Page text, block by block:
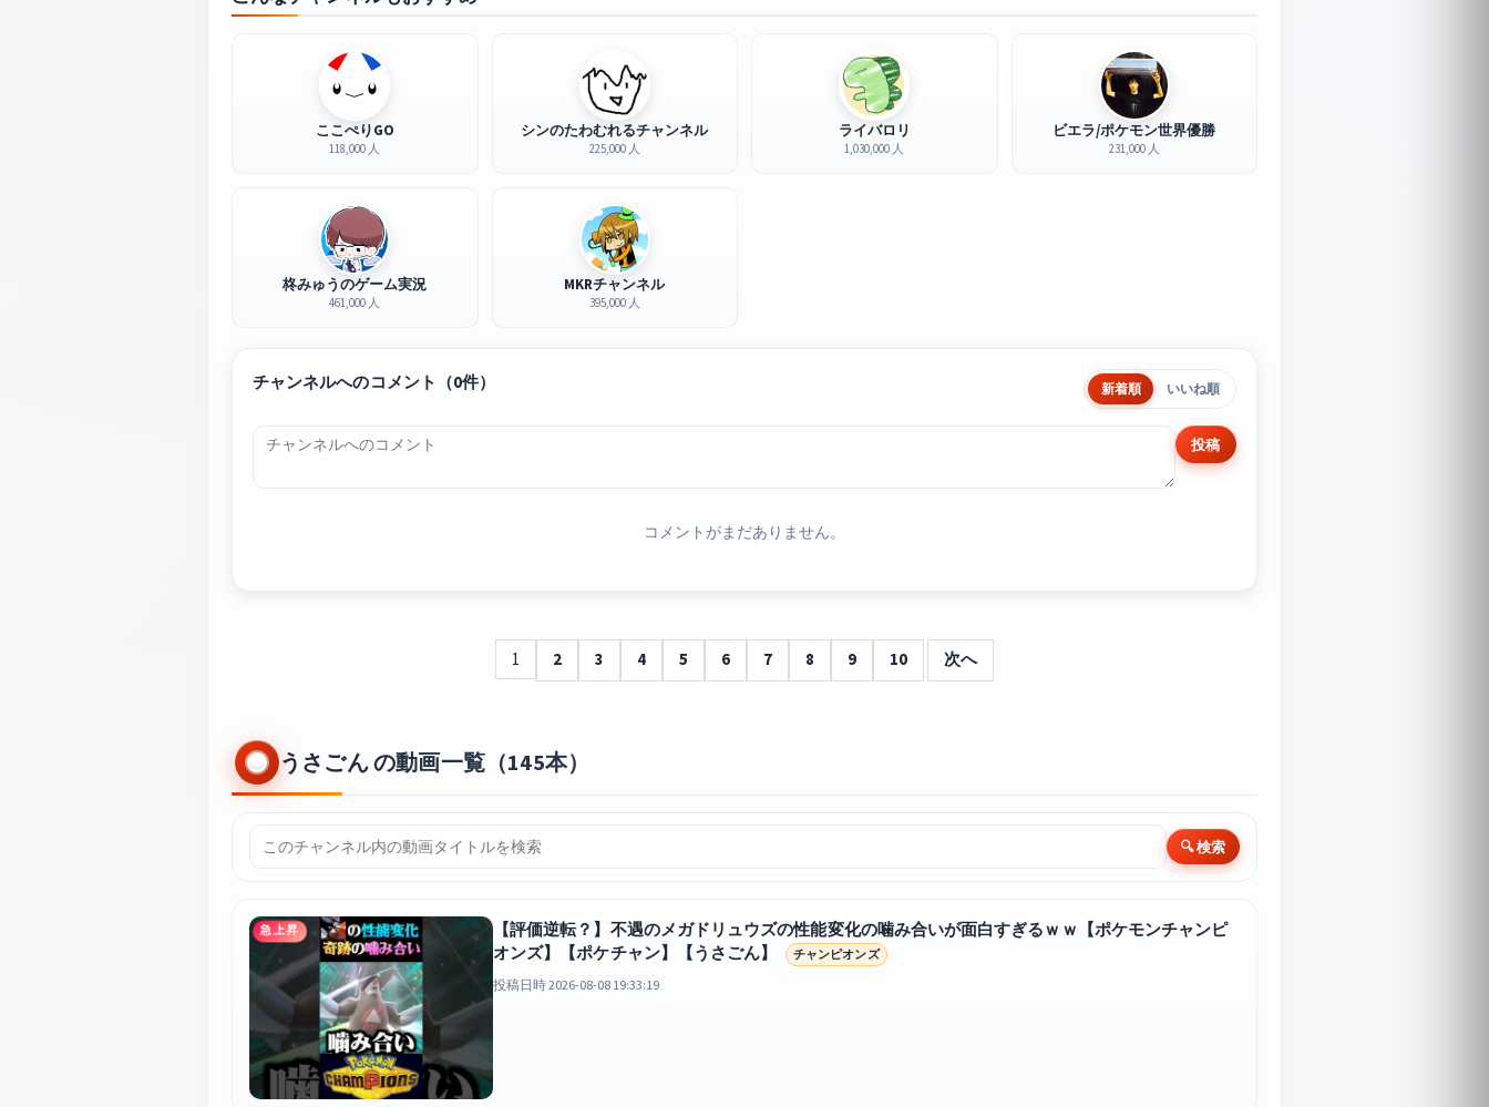
ここぺりGO
118,000 人
シンのたわむれるチャンネル
225,000 人
ライバロリ
1,030,000 人
ビエラ/ポケモン世界優勝
231,000 人
柊みゅうのゲーム実況
461,000 人
MKRチャンネル
395,000 人
チャンネルへのコメント（0件） 新着順 いいね順
投稿
コメントがまだありません。
1 2 3 4 5 6 7 8 9 10 次へ
うさごん の動画一覧（145本）
🔍 検索
急上昇
【評価逆転？】不遇のメガドリュウズの性能変化の噛み合いが面白すぎるｗｗ【ポケモンチャンピ
オンズ】【ポケチャン】【うさごん】
チャンピオンズ
投稿日時 2026-08-08 19:33:19